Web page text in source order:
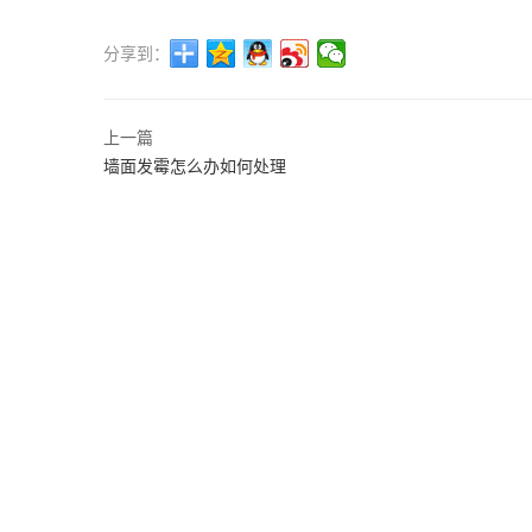
分享到：
上一篇
墙面发霉怎么办如何处理